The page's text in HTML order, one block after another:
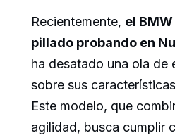
Recientemente, el
pillado probando en
ha desatado una ola de
sobre sus
Este modelo, que
agilidad, busca cumplir